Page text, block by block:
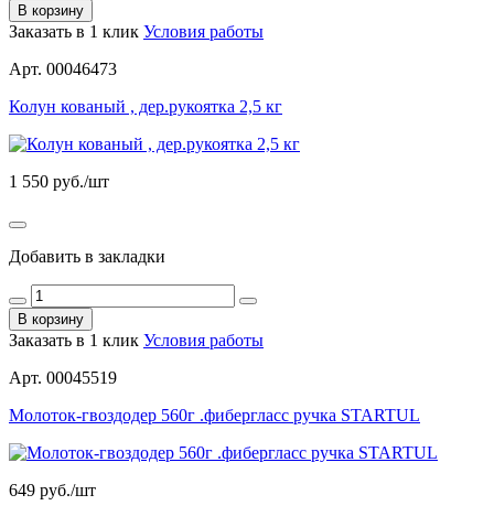
В корзину
Заказать в 1 клик Условия работы
Арт. 00046473
Колун кованый , дер.рукоятка 2,5 кг
1 550 руб./шт
Добавить в закладки
В корзину
Заказать в 1 клик Условия работы
Арт. 00045519
Молоток-гвоздодер 560г .фибергласс ручка STARTUL
649 руб./шт